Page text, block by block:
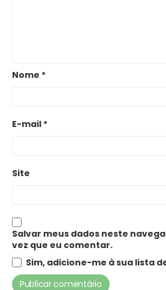
Nome *
E-mail *
Site
Salvar meus dados neste
vez que eu comentar.
Sim, adicione-me à sua lista